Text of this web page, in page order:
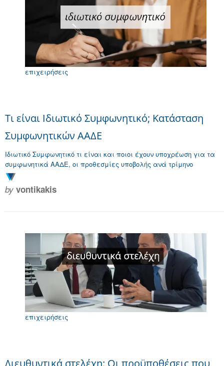
επιχειρήσεις
Τι είναι Ιδιωτικό Συμφωνητικό; Κατάσταση
Συμφωνητικών ΑΑΔΕ
Ιδιωτικό Συμφωνητικό τι είναι και ποιοι έχουν υποχρέωση για τα
συμφωνητικά ΑΑΔΕ, οι προθεσμίες υποβολής ανά τρίμηνο
by vontikakis
επιχειρήσεις
Διευθυντικά στελέχη: Οι προϋποθέσεις που